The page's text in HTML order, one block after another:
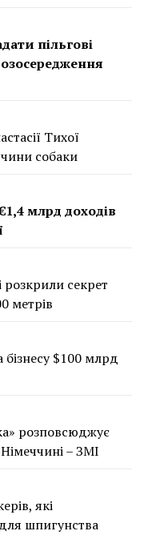
пільгові
Тихої
собаки
млрд доходів
секрет
метрів
$100 млрд
розповсюджує
– ЗМІ
які
шпигунства